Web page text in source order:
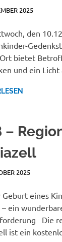
2025
den
bietet
und ein
–
2025
eines
– ein
Die
ist ein